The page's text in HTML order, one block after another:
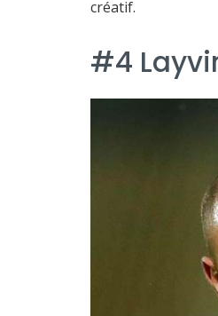
créatif.
#4